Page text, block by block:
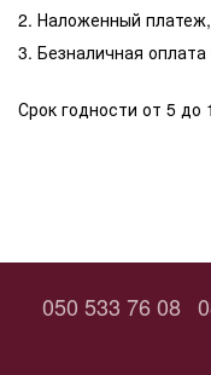
2. Наложенный
3. Безналичная оплата
Срок годности от 5 до
050 533 76 08